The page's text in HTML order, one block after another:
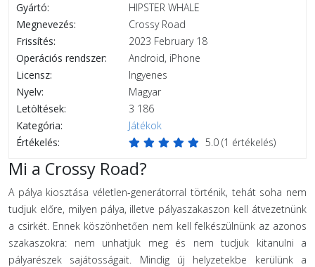
Gyártó:
HIPSTER WHALE
Megnevezés:
Crossy Road
Frissítés:
2023 February 18
Operációs rendszer:
Android, iPhone
Licensz:
Ingyenes
Nyelv:
Magyar
Letöltések:
3 186
Kategória:
Játékok
Értékelés:
5.0 (1 értékelés)
Mi a Crossy Road?
A pálya kiosztása véletlen-generátorral történik, tehát soha nem
tudjuk előre, milyen pálya, illetve pályaszakaszon kell átvezetnünk
a csirkét. Ennek köszönhetően nem kell felkészülnünk az azonos
szakaszokra: nem unhatjuk meg és nem tudjuk kitanulni a
pályarészek sajátosságait. Mindig új helyzetekbe kerülünk a